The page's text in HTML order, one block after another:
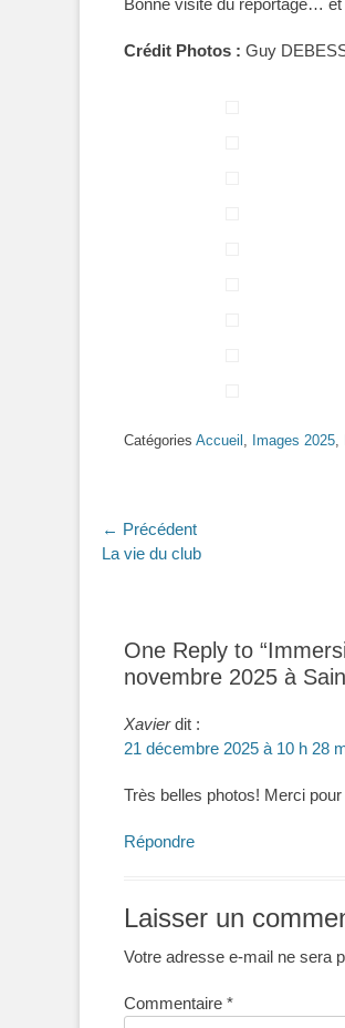
Bonne visite du reportage… et
Crédit Photos : Guy
Catégories Accueil Images 2025
Navigation
de
← Précédent
Article
La vie du club
One Reply to
novembre 2025 à
Xavier dit :
21 décembre 2025 à 10 h 28
Très belles photos! Merci
Répondre
Laisser un
Votre adresse e-mail ne sera
Commentaire *